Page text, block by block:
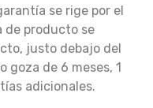
se rige por el
de producto se
justo debajo del
goza de 6 meses, 1
adicionales.